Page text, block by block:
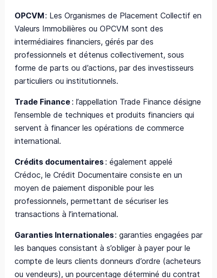
OPCVM: Les Organismes de Placement Collectif en
Valeurs Immobilières ou OPCVM sont des
intermédiaires financiers, gérés par des
professionnels et détenus collectivement, sous
forme de parts ou d’actions, par des investisseurs
particuliers ou institutionnels.
Trade Finance : l’appellation Trade Finance désigne
l’ensemble de techniques et produits financiers qui
servent à financer les opérations de commerce
international.
Crédits documentaires : également appelé
Crédoc, le Crédit Documentaire consiste en un
moyen de paiement disponible pour les
professionnels, permettant de sécuriser les
transactions à l’international.
Garanties Internationales: garanties engagées par
les banques consistant à s’obliger à payer pour le
compte de leurs clients donneurs d’ordre (acheteurs
ou vendeurs), un pourcentage déterminé du contrat